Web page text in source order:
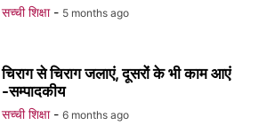
सच्ची शिक्षा - 5 months ago
चिराग से चिराग जलाएं, दूसरों के भी काम आएं
-सम्पादकीय
सच्ची शिक्षा - 6 months ago